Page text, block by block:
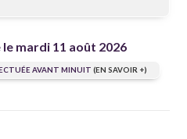
mardi 11 août 2026
AVANT MINUIT (EN SAVOIR +)